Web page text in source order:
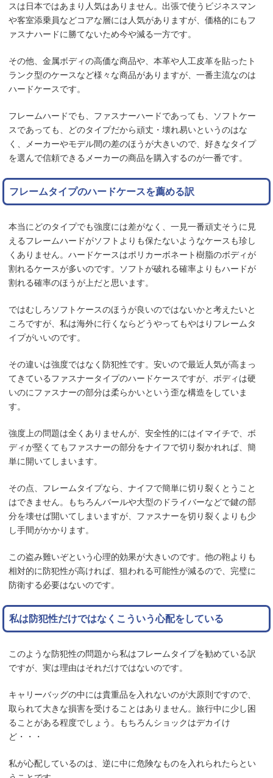
スは日本ではあまり人気はありません。出張で使うビジネスマン
や客室添乗員などコアな層には人気がありますが、価格的にもフ
ァスナハードに勝てないため今や減る一方です。
その他、金属ボディの高価な商品や、本革や人工皮革を貼ったト
ランク型のケースなど様々な商品がありますが、一番主流なのは
ハードケースです。
フレームハードでも、ファスナーハードであっても、ソフトケー
スであっても、どのタイプだから頑丈・壊れ易いというのはな
く、メーカーやモデル間の差のほうが大きいので、好きなタイプ
を選んで信頼できるメーカーの商品を購入するのが一番です。
フレームタイプのハードケースを薦める訳
本当にどのタイプでも強度には差がなく、一見一番頑丈そうに見
えるフレームハードがソフトよりも保たないようなケースも珍し
くありません。ハードケースはポリカーボネート樹脂のボディが
割れるケースが多いのです。ソフトが破れる確率よりもハードが
割れる確率のほうが上だと思います。
ではむしろソフトケースのほうが良いのではないかと考えたいと
ころですが、私は海外に行くならどうやってもやはりフレームタ
イプがいいのです。
その違いは強度ではなく防犯性です。安いので最近人気が高まっ
てきているファスナータイプのハードケースですが、ボディは硬
いのにファスナーの部分は柔らかいという歪な構造をしていま
す。
強度上の問題は全くありませんが、安全性的にはイマイチで、ボ
ディが堅くてもファスナーの部分をナイフで切り裂かれれば、簡
単に開いてしまいます。
その点、フレームタイプなら、ナイフで簡単に切り裂くとうこと
はできません。もちろんバールや大型のドライバーなどで鍵の部
分を壊せば開いてしまいますが、ファスナーを切り裂くよりも少
し手間がかかります。
この盗み難いぞという心理的効果が大きいのです。他の鞄よりも
相対的に防犯性が高ければ、狙われる可能性が減るので、完璧に
防衛する必要はないのです。
私は防犯性だけではなくこういう心配をしている
このような防犯性の問題から私はフレームタイプを勧めている訳
ですが、実は理由はそれだけではないのです。
キャリーバッグの中には貴重品を入れないのが大原則ですので、
取られて大きな損害を受けることはありません。旅行中に少し困
ることがある程度でしょう。もちろんショックはデカイけ
ど・・・
私が心配しているのは、逆に中に危険なものを入れられたらとい